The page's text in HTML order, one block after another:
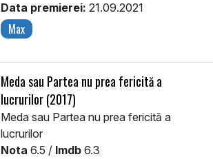
Data premierei: 21.09.2021
Max
Meda sau Partea nu prea fericită a
lucrurilor (2017)
Meda sau Partea nu prea fericită a
lucrurilor
Nota 6.5 / Imdb 6.3